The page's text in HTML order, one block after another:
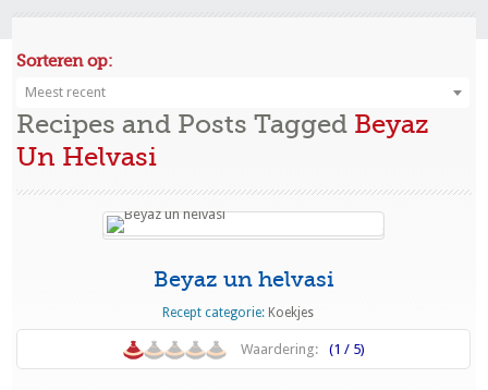
Sorteren op:
Meest recent
Recipes and Posts Tagged Beyaz
Un Helvasi
Beyaz un helvasi
Recept categorie: Koekjes
Waardering: (1 / 5)